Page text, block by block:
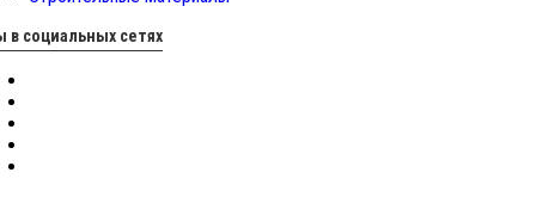
в социальных сетях